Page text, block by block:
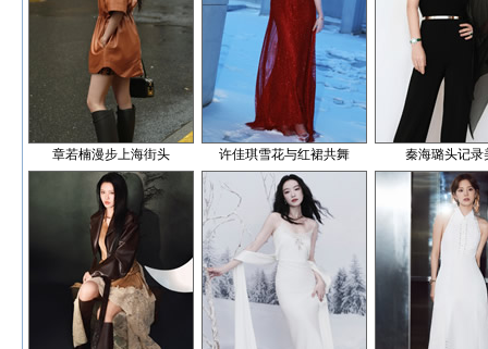
章若楠漫步上海街头 许佳琪雪花与红裙共舞 秦海璐头记录